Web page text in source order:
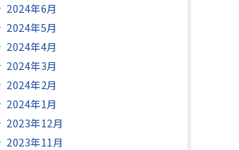
2024年6月
2024年5月
2024年4月
2024年3月
2024年2月
2024年1月
2023年12月
2023年11月